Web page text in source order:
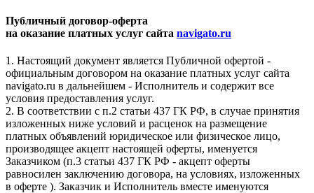
Публичный договор-оферта
на оказание платных услуг сайта navigato.ru
1. Настоящий документ является Публичной офертой -
официальным договором на оказание платных услуг сайта
navigato.ru в дальнейшем - Исполнитель и содержит все
условия предоставления услуг.
2. В соответствии с п.2 статьи 437 ГК РФ, в случае принятия
изложенных ниже условий и расценок на размещение
платных объявлений юридическое или физическое лицо,
производящее акцепт настоящей оферты, именуется
Заказчиком (п.3 статьи 437 ГК РФ - акцепт оферты
равносилен заключению договора, на условиях, изложенных
в оферте ). Заказчик и Исполнитель вместе именуются